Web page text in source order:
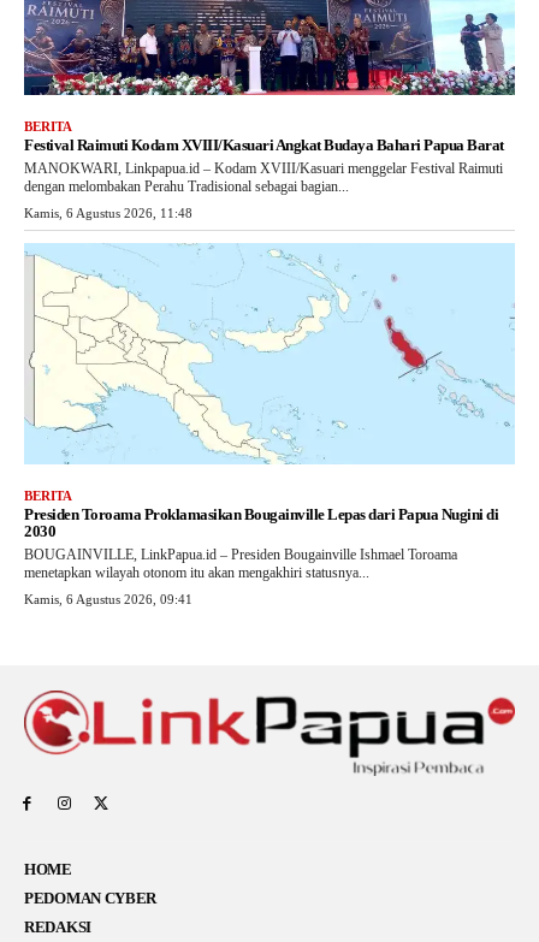
BERITA
Festival Raimuti Kodam XVIII/Kasuari Angkat Budaya Bahari Papua Barat
MANOKWARI, Linkpapua.id – Kodam XVIII/Kasuari menggelar Festival Raimuti
dengan melombakan Perahu Tradisional sebagai bagian...
Kamis, 6 Agustus 2026, 11:48
BERITA
Presiden Toroama Proklamasikan Bougainville Lepas dari Papua Nugini di
2030
BOUGAINVILLE, LinkPapua.id – Presiden Bougainville Ishmael Toroama
menetapkan wilayah otonom itu akan mengakhiri statusnya...
Kamis, 6 Agustus 2026, 09:41
HOME
PEDOMAN CYBER
REDAKSI